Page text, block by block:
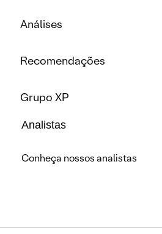
Análises
Recomendações
Grupo XP
Analistas
Conheça nossos analistas